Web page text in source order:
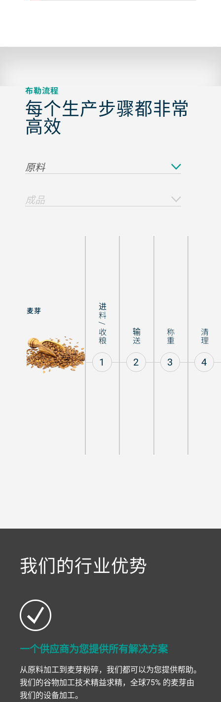
布勒流程
每个生产步骤都非常
高效
原料
成品
麦芽 进料 / 收粮
1
输送
2
称重
3
清理
4
a decorative background image
我们的行业优势
一个供应商为您提供所有解决方案
从原料加工到麦芽粉碎，我们都可以为您提供帮助。
我们的谷物加工技术精益求精，全球75% 的麦芽由
我们的设备加工。